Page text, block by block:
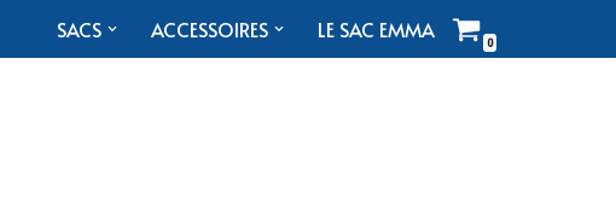
SACS ACCESSOIRES LE SAC EMMA
0